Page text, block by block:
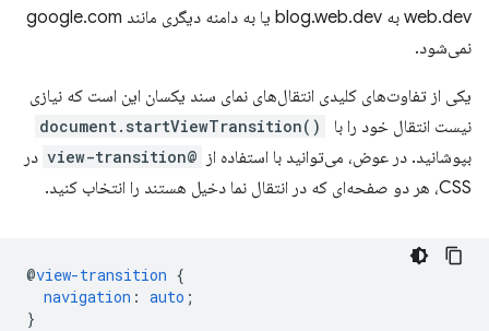
web.dev به blog.web.dev یا به دامنه دیگری مانند google.com
نمی‌شود.
یکی از تفاوت‌های کلیدی انتقال‌های نمای سند یکسان این است که نیازی
نیست انتقال خود را با
document.startViewTransition()
بپوشانید. در عوض، می‌توانید با استفاده از @view-transition
در
CSS، هر دو صفحه‌ای که در انتقال نما دخیل هستند را انتخاب کنید.
@view-transition {
navigation : auto ;
}